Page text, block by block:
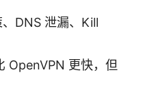
DNS 泄漏、Kill
OpenVPN 更快，但